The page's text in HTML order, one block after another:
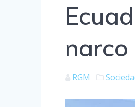
narco
RGM